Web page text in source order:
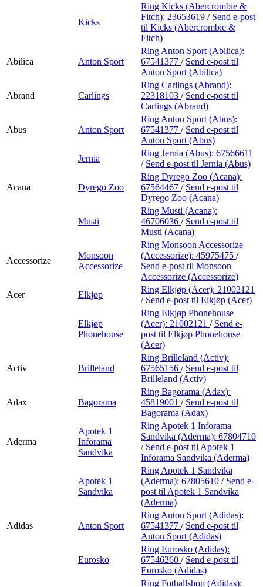
Kicks
Ring Kicks (Abercrombie &
Fitch): 23653619 / Send e-post
til Kicks (Abercrombie &
Fitch)
Abilica Anton Sport
Ring Anton Sport (Abilica):
67541377 / Send e-post til
Anton Sport (Abilica)
Abrand Carlings
Ring Carlings (Abrand):
22318103 / Send e-post til
Carlings (Abrand)
Abus Anton Sport
Ring Anton Sport (Abus):
67541377 / Send e-post til
Anton Sport (Abus)
Jernia
Ring Jernia (Abus): 67566611
/ Send e-post til Jernia (Abus)
Acana Dyrego Zoo
Ring Dyrego Zoo (Acana):
67564467 / Send e-post til
Dyrego Zoo (Acana)
Musti
Ring Musti (Acana):
46706036 / Send e-post til
Musti (Acana)
Accessorize
Monsoon
Accessorize
Ring Monsoon Accessorize
(Accessorize): 45975475 /
Send e-post til Monsoon
Accessorize (Accessorize)
Acer
Elkjøp
Ring Elkjøp (Acer): 21002121
/ Send e-post til Elkjøp (Acer)
Elkjøp
Phonehouse
Ring Elkjøp Phonehouse
(Acer): 21002121 / Send e-
post til Elkjøp Phonehouse
(Acer)
Activ Brilleland
Ring Brilleland (Activ):
67565156 / Send e-post til
Brilleland (Activ)
Adax Bagorama
Ring Bagorama (Adax):
45819001 / Send e-post til
Bagorama (Adax)
Aderma
Apotek 1
Inforama
Sandvika
Ring Apotek 1 Inforama
Sandvika (Aderma): 67804710
/ Send e-post til Apotek 1
Inforama Sandvika (Aderma)
Apotek 1
Sandvika
Ring Apotek 1 Sandvika
(Aderma): 67805610 / Send e-
post til Apotek 1 Sandvika
(Aderma)
Adidas Anton Sport
Ring Anton Sport (Adidas):
67541377 / Send e-post til
Anton Sport (Adidas)
Eurosko
Ring Eurosko (Adidas):
67546260 / Send e-post til
Eurosko (Adidas)
Ring Fotballshop (Adidas):